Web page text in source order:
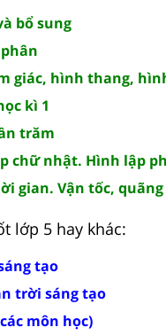
bổ sung
giác, hình thang,
kì 1
trăm
chữ nhật. Hình lập
gian. Vận tốc,
lớp 5 hay khác:
tạo
trời sáng tạo
môn học)